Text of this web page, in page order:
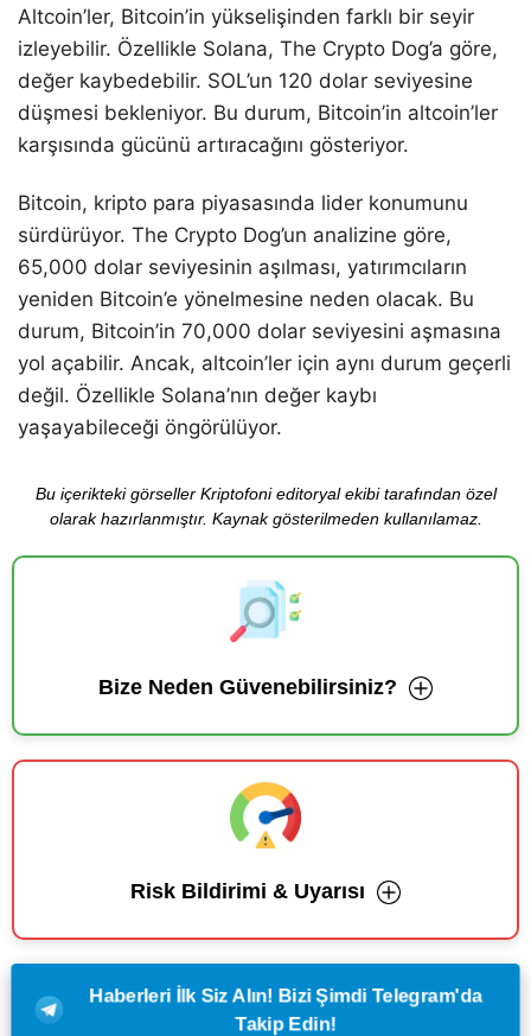
Altcoin’ler, Bitcoin’in yükselişinden farklı bir seyir
izleyebilir. Özellikle Solana, The Crypto Dog’a göre,
değer kaybedebilir. SOL’un 120 dolar seviyesine
düşmesi bekleniyor. Bu durum, Bitcoin’in altcoin’ler
karşısında gücünü artıracağını gösteriyor.
Bitcoin, kripto para piyasasında lider konumunu
sürdürüyor. The Crypto Dog’un analizine göre,
65,000 dolar seviyesinin aşılması, yatırımcıların
yeniden Bitcoin’e yönelmesine neden olacak. Bu
durum, Bitcoin’in 70,000 dolar seviyesini aşmasına
yol açabilir. Ancak, altcoin’ler için aynı durum geçerli
değil. Özellikle Solana’nın değer kaybı
yaşayabileceği öngörülüyor.
Bu içerikteki görseller Kriptofoni editoryal ekibi tarafından özel
olarak hazırlanmıştır. Kaynak gösterilmeden kullanılamaz.
Bize Neden Güvenebilirsiniz?
Risk Bildirimi & Uyarısı
Haberleri İlk Siz Alın! Bizi Şimdi Telegram'da
Takip Edin!